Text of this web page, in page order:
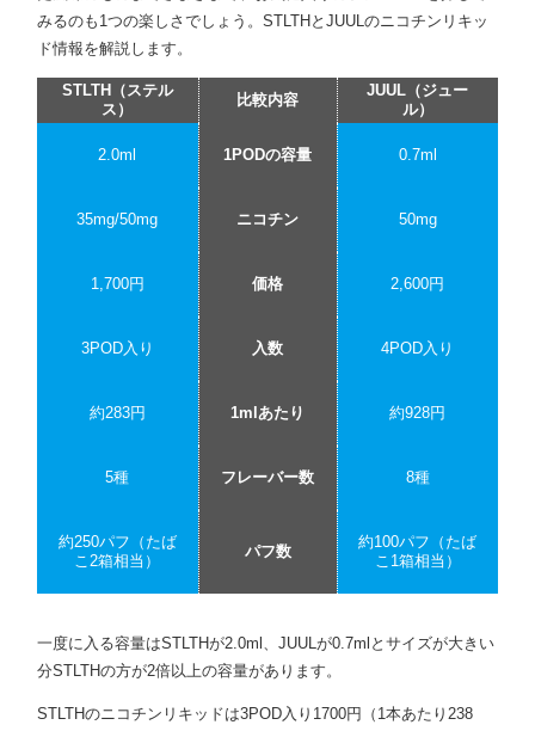
みるのも1つの楽しさでしょう。STLTHとJUULのニコチンリキッ
ド情報を解説します。
STLTH（ステル
ス）
比較内容
JUUL（ジュー
ル）
2.0ml 1PODの容量 0.7ml
35mg/50mg ニコチン 50mg
1,700円 価格 2,600円
3POD入り 入数 4POD入り
約283円 1mlあたり 約928円
5種 フレーバー数 8種
約250パフ（たば
こ2箱相当）
パフ数
約100パフ（たば
こ1箱相当）
一度に入る容量はSTLTHが2.0ml、JUULが0.7mlとサイズが大きい
分STLTHの方が2倍以上の容量があります。
STLTHのニコチンリキッドは3POD入り1700円（1本あたり238